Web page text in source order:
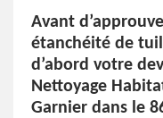
Avant
étanchéité de
d’abord votre
Nettoyage
Garnier dans le